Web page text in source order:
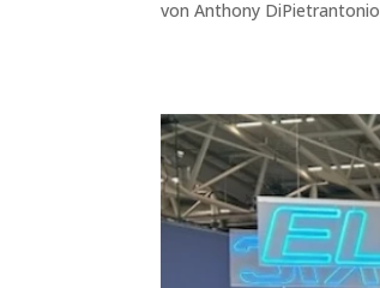
vonAnthony DiPietrantonio